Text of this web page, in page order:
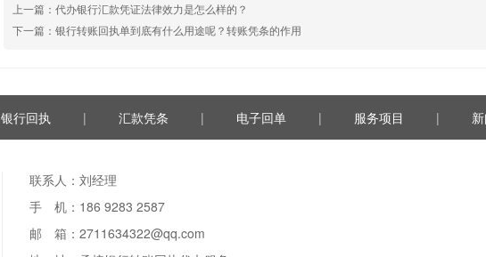
上一篇： 代办银行汇款凭证法律效力是怎么样的？
下一篇： 银行转账回执单到底有什么用途呢？转账凭条的作用
银行回执 | 汇款凭条 | 电子回单 | 服务项目 |
联系人：刘经理
手 机：186 9283 2587
邮 箱：2711634322@qq.com